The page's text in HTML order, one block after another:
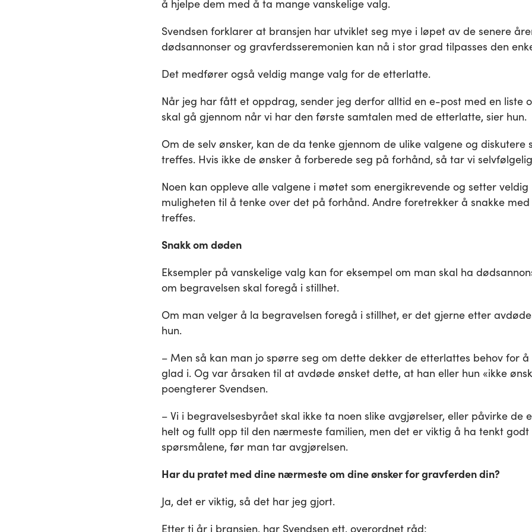
å hjelpe dem med å ta mange vanskelige valg.
Svendsen forklarer at bransjen har utviklet seg mye i løpet av de senere
dødsannonser og gravferdsseremonien kan nå i stor grad tilpasses den
Det medfører også veldig mange valg for de etterlatte.
Når jeg har fått et oppdrag, sender jeg derfor alltid en e-post med en liste
skal gå gjennom når vi har den første samtalen med de etterlatte, sier hun.
Om de selv ønsker, kan de da tenke gjennom de ulike valgene og diskutere
treffes. Hvis ikke de ønsker å forberede seg på forhånd, så tar vi
Noen kan oppleve alle valgene i møtet som energikrevende og setter
muligheten til å tenke over det på forhånd. Andre foretrekker å snakke med
treffes.
Snakk om døden
Eksempler på vanskelige valg kan for eksempel om man skal ha
om begravelsen skal foregå i stillhet.
Om man velger å la begravelsen foregå i stillhet, er det gjerne etter
hun.
– Men så kan man jo spørre seg om dette dekker de etterlattes behov for
glad i. Og var årsaken til at avdøde ønsket dette, at han eller hun «ikke
poengterer Svendsen.
– Vi i begravelsesbyrået skal ikke ta noen slike avgjørelser, eller påvirke de
helt og fullt opp til den nærmeste familien, men det er viktig å ha tenkt godt
spørsmålene, før man tar avgjørelsen.
Har du pratet med dine nærmeste om dine ønsker for gravferden din?
Ja, det er viktig, så det har jeg gjort.